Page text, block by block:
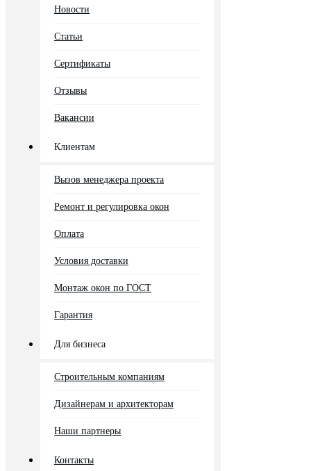
Новости
Статьи
Сертификаты
Отзывы
Вакансии
Клиентам
Вызов менеджера проекта
Ремонт и регулировка окон
Оплата
Условия доставки
Монтаж окон по ГОСТ
Гарантия
Для бизнеса
Строительным компаниям
Дизайнерам и архитекторам
Наши партнеры
Контакты